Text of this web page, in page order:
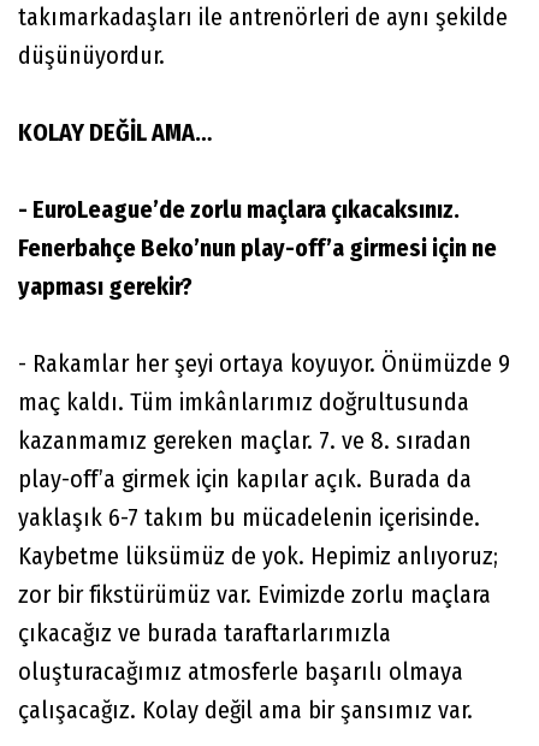
takımarkadaşları ile antrenörleri de aynı şekilde
düşünüyordur.
KOLAY DEĞİL AMA…
- EuroLeague’de zorlu maçlara çıkacaksınız.
Fenerbahçe Beko’nun play-off’a girmesi için ne
yapması gerekir?
- Rakamlar her şeyi ortaya koyuyor. Önümüzde 9
maç kaldı. Tüm imkânlarımız doğrultusunda
kazanmamız gereken maçlar. 7. ve 8. sıradan
play-off’a girmek için kapılar açık. Burada da
yaklaşık 6-7 takım bu mücadelenin içerisinde.
Kaybetme lüksümüz de yok. Hepimiz anlıyoruz;
zor bir fikstürümüz var. Evimizde zorlu maçlara
çıkacağız ve burada taraftarlarımızla
oluşturacağımız atmosferle başarılı olmaya
çalışacağız. Kolay değil ama bir şansımız var.